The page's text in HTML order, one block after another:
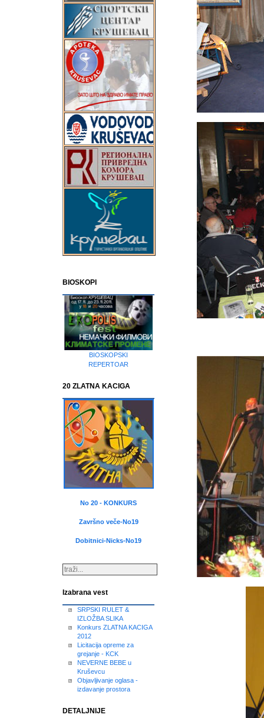
BIOSKOPI
BIOSKOPSKI
REPERTOAR
20 ZLATNA KACIGA
No 20 - KONKURS
Završno veče-No19
Dobitnici-Nicks-No19
Izabrana vest
SRPSKI RULET &
IZLOŽBA SLIKA
Konkurs ZLATNA KACIGA
2012
Licitacija opreme za
grejanje - KCK
NEVERNE BEBE u
Kruševcu
Objavljivanje oglasa -
izdavanje prostora
DETALJNIJE